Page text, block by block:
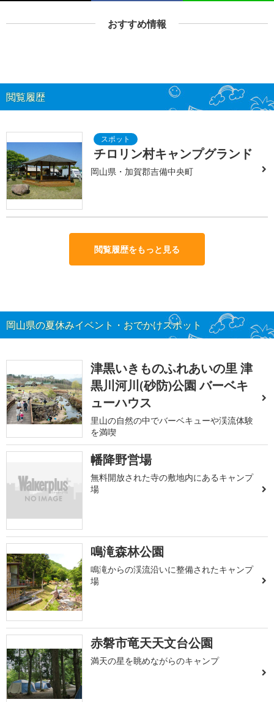
おすすめ情報
閲覧履歴
チロリン村キャンプグランド
岡山県・加賀郡吉備中央町
閲覧履歴をもっと見る
岡山県の夏休みイベント・おでかけスポット
津黒いきものふれあいの里 津
黒川河川(砂防)公園 バーベキ
ューハウス
里山の自然の中でバーベキューや渓流体験
を満喫
幡降野営場
無料開放された寺の敷地内にあるキャンプ
場
鳴滝森林公園
鳴滝からの渓流沿いに整備されたキャンプ
場
赤磐市竜天天文台公園
満天の星を眺めながらのキャンプ